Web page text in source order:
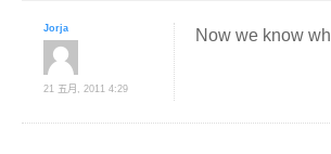
Jorja
21 五月, 2011 4:29
Now we know